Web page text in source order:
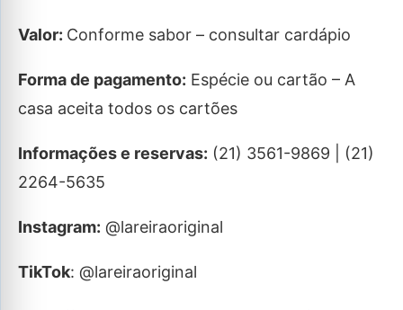
Valor: Conforme sabor – consultar cardápio
Forma de pagamento: Espécie ou cartão – A
casa aceita todos os cartões
Informações e reservas: (21) 3561-9869 | (21)
2264-5635
Instagram: @lareiraoriginal
TikTok: @lareiraoriginal